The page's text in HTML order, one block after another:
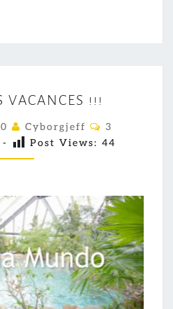
N
F
I
N
E
S
V
A
C
A
VACANCES !!!
Cyborgjeff
C
M
A
I
R
E
S
3
- Post Views: 44